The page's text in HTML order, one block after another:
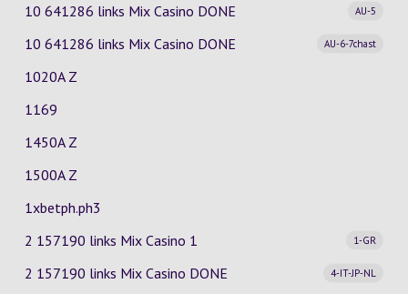
10 641286 links Mix Casino
AU-5
DONE
10 641286 links Mix Casino
AU-6-7chast
DONE
1020A Z
1169
1450A Z
1500A Z
1xbetph.ph3
2 157190 links Mix Casino
1-GR
1
2 157190 links Mix Casino
4-IT-JP-NL
DONE